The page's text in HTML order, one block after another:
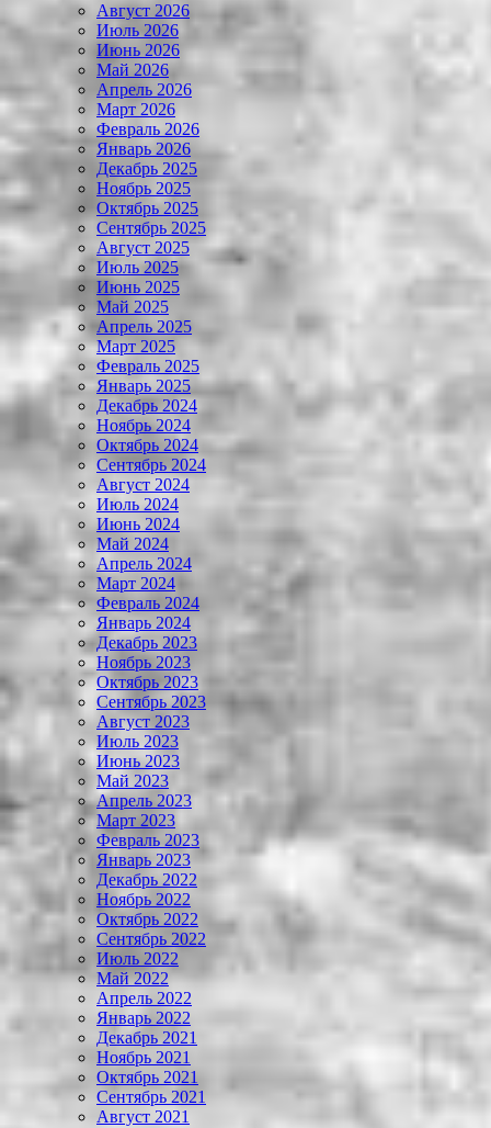
Август 2026
Июль 2026
Июнь 2026
Май 2026
Апрель 2026
Март 2026
Февраль 2026
Январь 2026
Декабрь 2025
Ноябрь 2025
Октябрь 2025
Сентябрь 2025
Август 2025
Июль 2025
Июнь 2025
Май 2025
Апрель 2025
Март 2025
Февраль 2025
Январь 2025
Декабрь 2024
Ноябрь 2024
Октябрь 2024
Сентябрь 2024
Август 2024
Июль 2024
Июнь 2024
Май 2024
Апрель 2024
Март 2024
Февраль 2024
Январь 2024
Декабрь 2023
Ноябрь 2023
Октябрь 2023
Сентябрь 2023
Август 2023
Июль 2023
Июнь 2023
Май 2023
Апрель 2023
Март 2023
Февраль 2023
Январь 2023
Декабрь 2022
Ноябрь 2022
Октябрь 2022
Сентябрь 2022
Июль 2022
Май 2022
Апрель 2022
Январь 2022
Декабрь 2021
Ноябрь 2021
Октябрь 2021
Сентябрь 2021
Август 2021